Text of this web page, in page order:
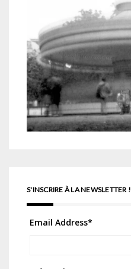
S'INSCRIRE À LA NEWSLETTER !
Email Address*